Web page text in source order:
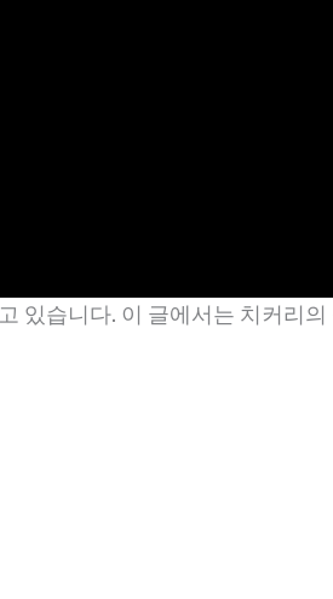
있습니다. 이 글에서는 치커리